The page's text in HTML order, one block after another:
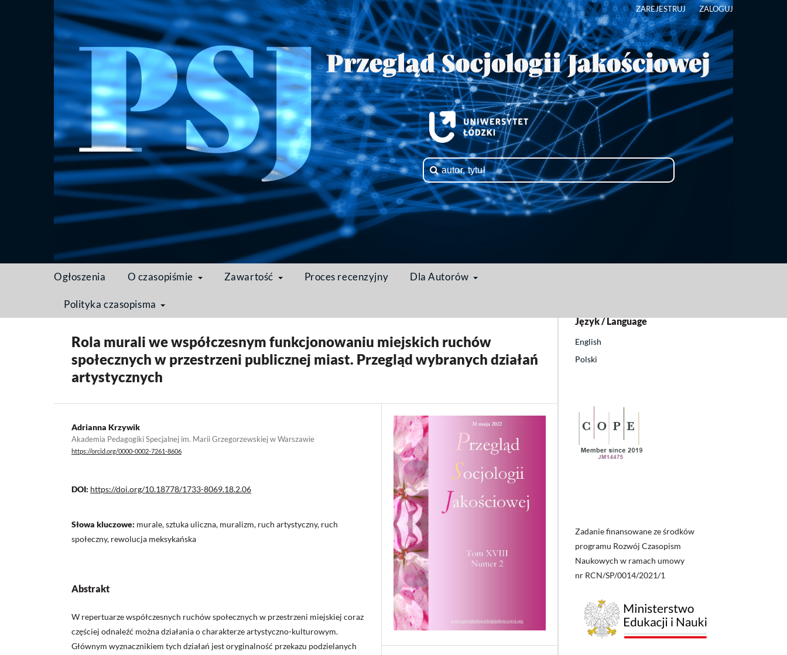
Ogłoszenia O czasopiśmie Zawartość Proces recenzyjny Dla Autorów
Polityka czasopisma
ZAREJESTRUJ ZALOGUJ
Strona domowa / Archiwum
Rola murali we współczesnym funkcjonowaniu miejskich ruchów
społecznych w przestrzeni publicznej miast. Przegląd wybranych działań
artystycznych
Adrianna Krzywik
Akademia Pedagogiki Specjalnej im. Marii Grzegorzewskiej w Warszawie
https://orcid.org/0000-0002-7261-8606
DOI: https://doi.org/10.18778/1733-8069.18.2.06
Słowa kluczowe: murale, sztuka uliczna, muralizm, ruch artystyczny, ruch
społeczny, rewolucja meksykańska
Abstrakt
W repertuarze współczesnych ruchów społecznych w przestrzeni miejskiej coraz
częściej odnaleźć można działania o charakterze artystyczno-kulturowym.
Głównym wyznacznikiem tych działań jest oryginalność przekazu podzielanych
Język / Language
English
Polski
Zadanie finansowane ze środków
programu Rozwój Czasopism
Naukowych w ramach umowy
nr RCN/SP/0014/2021/1